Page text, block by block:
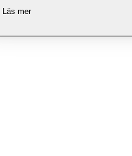
Läs mer